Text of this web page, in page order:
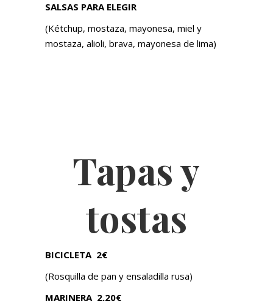
SALSAS PARA ELEGIR
(Kétchup, mostaza, mayonesa, miel y
mostaza, alioli, brava, mayonesa de lima)
Tapas y
tostas
BICICLETA 2€
(Rosquilla de pan y ensaladilla rusa)
MARINERA 2.20€